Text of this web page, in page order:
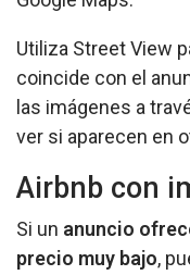
Utiliza Street View
coincide con el
las imágenes a
ver si aparecen en
Airbnb con
Si un anuncio
precio muy bajo,